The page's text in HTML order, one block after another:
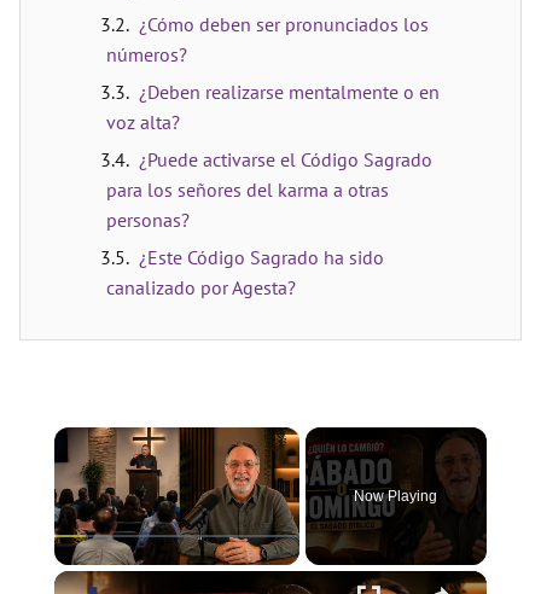
¿Cómo deben ser pronunciados los
números?
¿Deben realizarse mentalmente o en
voz alta?
¿Puede activarse el Código Sagrado
para los señores del karma a otras
personas?
¿Este Código Sagrado ha sido
canalizado por Agesta?
×
Play Unmute
Now Playing
×